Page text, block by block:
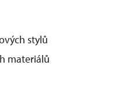
stylů
materiálů